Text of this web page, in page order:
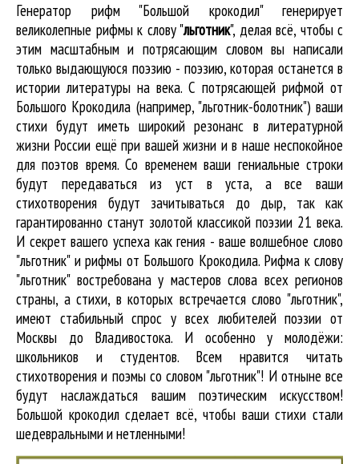
Генератор рифм "Большой крокодил" генерирует
великолепные рифмы к слову "льготник", делая всё, чтобы с
этим масштабным и потрясающим словом вы написали
только выдающуюся поэзию - поэзию, которая останется в
истории литературы на века. С потрясающей рифмой от
Большого Крокодила (например, "льготник-болотник") ваши
стихи будут иметь широкий резонанс в литературной
жизни России ещё при вашей жизни и в наше неспокойное
для поэтов время. Со временем ваши гениальные строки
будут передаваться из уст в уста, а все ваши
стихотворения будут зачитываться до дыр, так как
гарантированно станут золотой классикой поэзии 21 века.
И секрет вашего успеха как гения - ваше волшебное слово
"льготник" и рифмы от Большого Крокодила. Рифма к слову
"льготник" востребована у мастеров слова всех регионов
страны, а стихи, в которых встречаетсяслово "льготник",
имеют стабильный спрос у всех любителей поэзии от
Москвы до Владивостока. И особенно у молодёжи:
школьников и студентов. Всем нравится читать
стихотворения и поэмы со словом "льготник"! И отныне все
будут наслаждаться вашим поэтическим искусством!
Большой крокодил cделает всё, чтобы ваши стихи стали
шедевральными и нетленными!